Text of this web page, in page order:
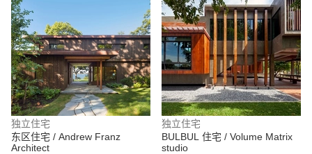
独立住宅
东区住宅 / Andrew Franz
Architect
独立住宅
BULBUL 住宅 / Volume Matrix
studio